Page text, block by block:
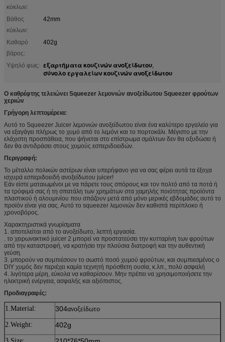
κύκλων:
Βάθος
κύκλων:
42mm
Καθαρό
βάρος:
402g
Υψηλό φως: εξαρτήματα κουζινών ανοξείδωτου,
σύνολο εργαλείων κουζινών ανοξείδωτου
Ο καθρέφτης τελειώνει Squeezer λεμονιών ανοξείδωτου Squeezer φρούτων
χεριών
Γρήγορη λεπτομέρεια:
Αυτό το Squeezer Juicer λεμονιών ανοξείδωτου είναι ένα καλύτερο εργαλείο για
να εξαγάγει πλήρως το χυμό από το λεμόνι και το πορτοκάλι. Μέγιστο με την
ελάχιστη προσπάθεια, που ψήνεται στο επίστρωμα σμάλτων δεν θα οξυδώσει ή
δεν θα αντιδράσει στους χυμούς εσπεριδοειδών.
Περιγραφή:
Το μέταλλο πολικών αστέρων είναι υπερήφανο για να σας φέρει αυτά τα έξοχα
ισχυρά εσπεριδοειδή ανοξείδωτου juicer!
Εάν είστε ματαιωμένοι με να πάρετε τους σπόρους και τον πολτό από τα ποτά ή
τα τρόφιμά σας ή τη σπατάλη των χρημάτων στα χαμηλής ποιότητας προϊόντα
πλαστικού ή αλουμινίου που σπάζουν μετά από μόνο μερικές εβδομάδες αυτό το
προϊόν είναι για σας. Αυτό το squeezer λεμονιών δεν καθιστά περίπλοκο ή
χρονοβόρος.
Χαρακτηριστικά γνωρίσματα
1. αποτελείται από το ανοξείδωτο, λεπτή εργασία.
. το χειρωνακτικό juicer 2 μπορεί να προστατεύσει την κυτταρίνη των φρούτων
από την καταστροφή, να κρατήσει την πλούσια διατροφή και την αυθεντική
γεύση.
3. μπορούν να συμπιέσουν το σωστό ποσό χυμού φρούτων, και συμπιεσμένος ο
DIY χυμός δεν περιέχει καμία τεχνητή πρόσθετη ουσία, κ.λπ., πολύ ασφαλή
4. λιγότερα μέρη, εύκολα να καθαρίσουν. Μην πρέπει να χρησιμοποιήσετε την
ηλεκτρική ενέργεια, ασφαλής και αξιόπιστος.
Προδιαγραφές:
1.Material: 304ανοξείδωτο
2.Weight: 402g